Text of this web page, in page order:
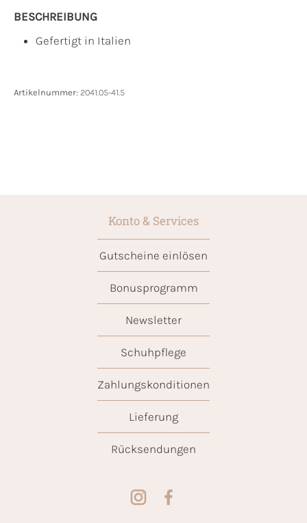
BESCHREIBUNG
Gefertigt in Italien
Artikelnummer: 2041.05-41.5
Konto & Services
Gutscheine einlösen
Bonusprogramm
Newsletter
Schuhpflege
Zahlungskonditionen
Lieferung
Rücksendungen